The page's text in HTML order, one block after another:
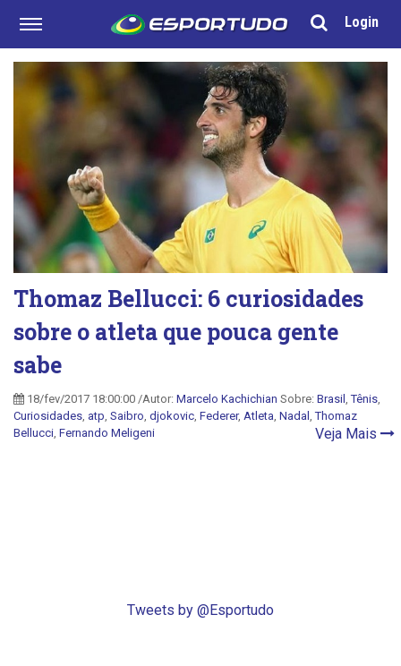
Login
Thomaz Bellucci: 6 curiosidades
sobre o atleta que pouca gente
sabe
18/fev/2017 18:00:00 /Autor: Marcelo Kachichian Sobre: Brasil ,Tênis
Curiosidades atp Saibro djokovic Federer, Atleta Nadal ,Thomaz
Bellucci Fernando Meligeni Veja Mais
Tweets by @Esportudo